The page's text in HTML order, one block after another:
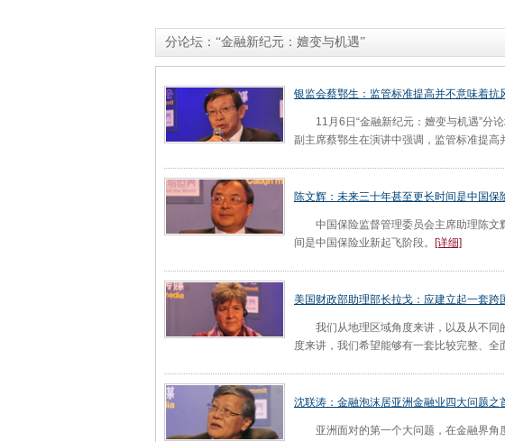
分论坛：“金融新纪元：嬗变与机遇”
银监会蔡鄂生：监管标准提高并不意味着抗
11月6日“金融新纪元：嬗变与机遇”分论
副主席蔡鄂生在演讲中强调，监管标准提高
陈文辉：未来三十年甚至更长时间是中国保
中国保险监督管理委员会主席助理陈文
间是中国保险业新起飞阶段。
[详细]
美国财政部助理部长拉戈：应建立起一套跨
我们从地理区域角度来讲，以及从不同
度来讲，我们希望能够有一套比较完整、全
沈联涛：金融泡沫居亚洲金融业四大问题之
亚洲面对的第一个大问题，在金融界角